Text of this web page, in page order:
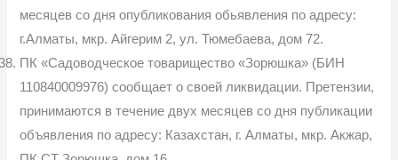
месяцев со дня опубликования обьявления по адресу:
г.Алматы, мкр. Айгерим 2, ул. Тюмебаева, дом 72.
ПК «Садоводческое товарищество «Зорюшка» (БИН
110840009976) сообщает о своей ликвидации. Претензии,
принимаются в течение двух месяцев со дня публикации
объявления по адресу: Казахстан, г. Алматы, мкр. Акжар,